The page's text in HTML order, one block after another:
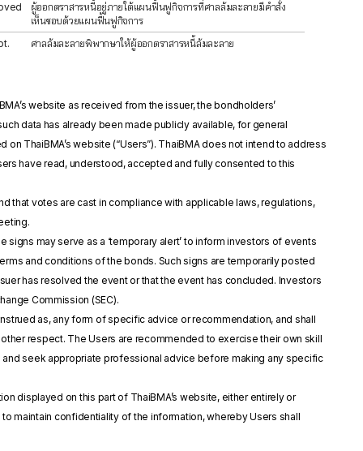
ผู้ออกตราสารหนี้อยู่ภายใต้แผนฟื้นฟูกิจการที่ศาลล้มละลายมีคำสั่ง
เห็นชอบด้วยแผนฟื้นฟูกิจการ
ศาลล้มละลายพิพากษาให้ผู้ออกตราสารหนี้ล้มละลาย
website as received from the issuer, the bondholders’
data has already been made publicly available, for general
ThaiBMA’s website (“Users”). ThaiBMA does not intend to address
have read, understood, accepted and fully consented to this
that votes are cast in compliance with applicable laws, regulations,
may serve as a ‘temporary alert’ to inform investors of events
and conditions of the bonds. Such signs are temporarily posted
has resolved the event or that the event has concluded. Investors
Commission (SEC).
as, any form of specific advice or recommendation, and shall
respect. The Users are recommended to exercise their own skill
seek appropriate professional advice before making any specific
displayed on this part of ThaiBMA’s website, either entirely or
maintain confidentiality of the information, whereby Users shall